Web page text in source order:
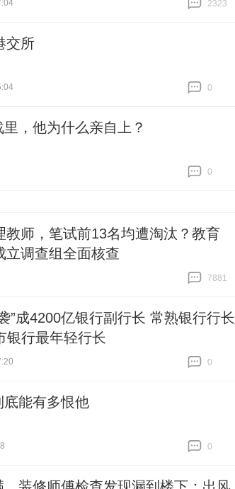
2323
交所
0
，他为什么亲自上？
0
教师，笔试前13名均遭淘汰？教育
立调查组全面核查
7881
”成4200亿银行副行长 常熟银行行长
银行最年轻行长
0
底能有多恨他
0